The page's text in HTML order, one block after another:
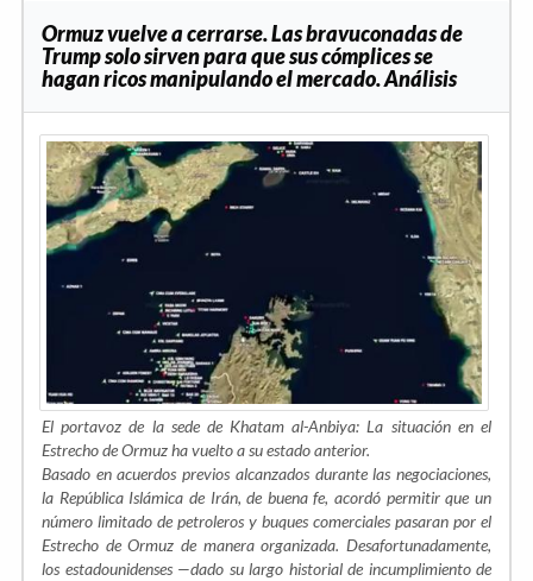
Ormuz vuelve a cerrarse. Las bravuconadas de
Trump solo sirven para que sus cómplices se
hagan ricos manipulando el mercado. Análisis
El portavoz de la sede de Khatam al-Anbiya: La situación en el
Estrecho de Ormuz ha vuelto a su estado anterior.
Basado en acuerdos previos alcanzados durante las negociaciones,
la República Islámica de Irán, de buena fe, acordó permitir que un
número limitado de petroleros y buques comerciales pasaran por el
Estrecho de Ormuz de manera organizada. Desafortunadamente,
los estadounidenses —dado su largo historial de incumplimiento de